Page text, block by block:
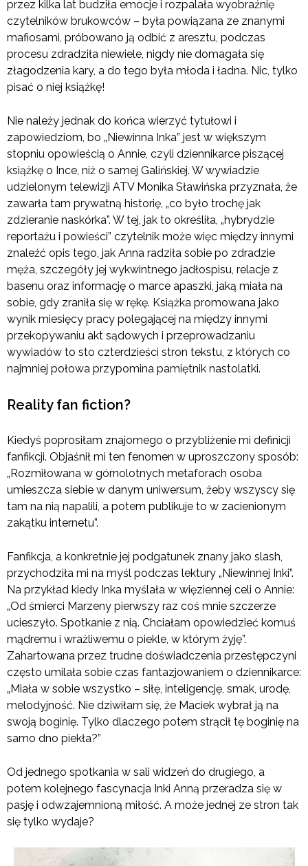
przez kilka lat budziła emocje i rozpalała wyobraźnię
czytelników brukowców – była powiązana ze znanymi
mafiosami, próbowano ją odbić z aresztu, podczas
procesu zdradziła niewiele, nigdy nie domagała się
złagodzenia kary, a do tego była młoda i ładna. Nic, tylko
pisać o niej książkę!
Nie należy jednak do końca wierzyć tytułowi i
zapowiedziom, bo „Niewinna Inka” jest w większym
stopniu opowieścią o Annie, czyli dziennikarce piszącej
książkę o Ince, niż o samej Galińskiej. W wywiadzie
udzielonym telewizji ATV Monika Sławińska przyznała, że
zawarła tam prywatną historię, „co było trochę jak
zdzieranie naskórka”. W tej, jak to określiła, „hybrydzie
reportażu i powieści” czytelnik może więc między innymi
znaleźć opis tego, jak Anna radziła sobie po zdradzie
męża, szczegóły jej wykwintnego jadłospisu, relacje z
basenu oraz informację o marce apaszki, jaką miała na
sobie, gdy zraniła się w rękę. Książka promowana jako
wynik miesięcy pracy polegającej na między innymi
przekopywaniu akt sądowych i przeprowadzaniu
wywiadów to sto czterdzieści stron tekstu, z których co
najmniej połowa przypomina pamiętnik nastolatki.
Reality fan fiction?
Kiedyś poprosiłam znajomego o przybliżenie mi definicji
fanfikcji. Objaśnił mi ten fenomen w uproszczony sposób:
„Rozmiłowana w górnolotnych metaforach osoba
umieszcza siebie w danym uniwersum, żeby wszyscy się
tam na nią napalili, a potem publikuje to w zacienionym
zakątku internetu”.
Fanfikcja, a konkretnie jej podgatunek znany jako slash,
przychodziła mi na myśl podczas lektury „Niewinnej Inki”.
Na przykład kiedy Inka myślała w więziennej celi o Annie:
„Od śmierci Marzeny pierwszy raz coś mnie szczerze
ucieszyło. Spotkanie z nią. Chciałam opowiedzieć komuś
mądremu i wrażliwemu o piekle, w którym żyję”.
Zahartowana przez trudne doświadczenia przestępczyni
często umilała sobie czas fantazjowaniem o dziennikarce:
„Miała w sobie wszystko – siłę, inteligencję, smak, urodę,
melodyjność. Nie dziwiłam się, że Maciek wybrał ją na
swoją boginię. Tylko dlaczego potem strącił tę boginię na
samo dno piekła?”
Od jednego spotkania w sali widzeń do drugiego, a
potem kolejnego fascynacja Inki Anną przeradza się w
pasję i odwzajemnioną miłość. A może jednej ze stron tak
się tylko wydaje?